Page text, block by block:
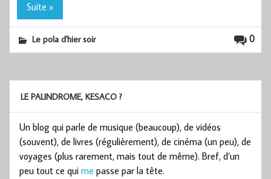
Suite »
0
Le pola d'hier soir
LE PALINDROME, KESACO ?
Un blog qui parle de musique (beaucoup), de vidéos
(souvent), de livres (régulièrement), de cinéma (un peu), de
voyages (plus rarement, mais tout de même). Bref, d’un
peu tout ce qui me passe par la tête.